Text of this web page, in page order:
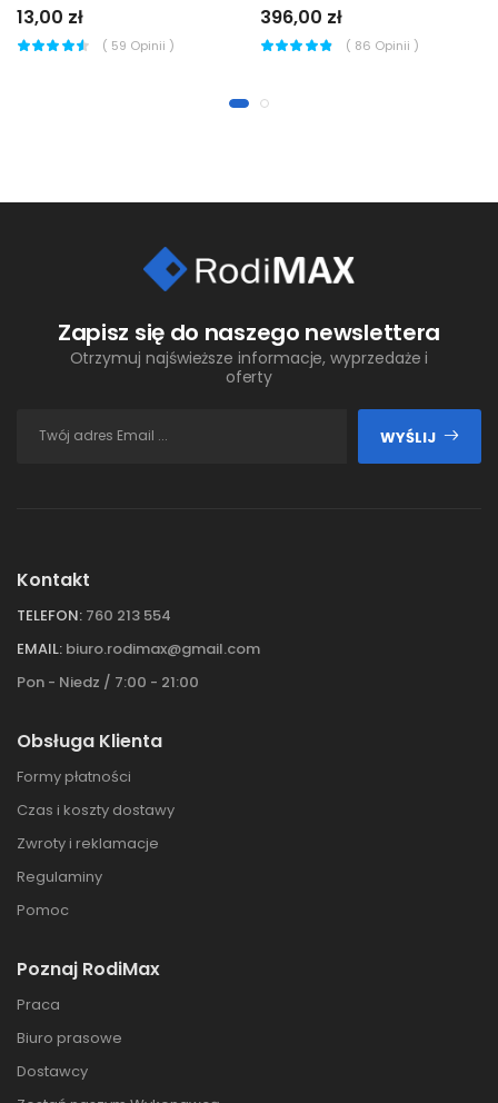
13,00 zł
( 59 Opinii )
396,00 zł
( 86 Opinii )
Zapisz się do naszego newslettera
Otrzymuj najświeższe informacje, wyprzedaże i
oferty
WYŚLIJ
Kontakt
TELEFON: 760 213 554
EMAIL: biuro.rodimax@gmail.com
Pon - Niedz / 7:00 - 21:00
Obsługa Klienta
Formy płatności
Czas i koszty dostawy
Zwroty i reklamacje
Regulaminy
Pomoc
Poznaj RodiMax
Praca
Biuro prasowe
Dostawcy